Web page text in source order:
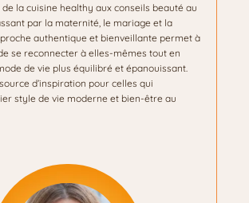
la cuisine healthy aux conseils beauté au
par la maternité, le mariage et la
authentique et bienveillante permet à
se reconnecter à elles-mêmes tout en
de vie plus équilibré et épanouissant.
d’inspiration pour celles qui
style de vie moderne et bien-être au